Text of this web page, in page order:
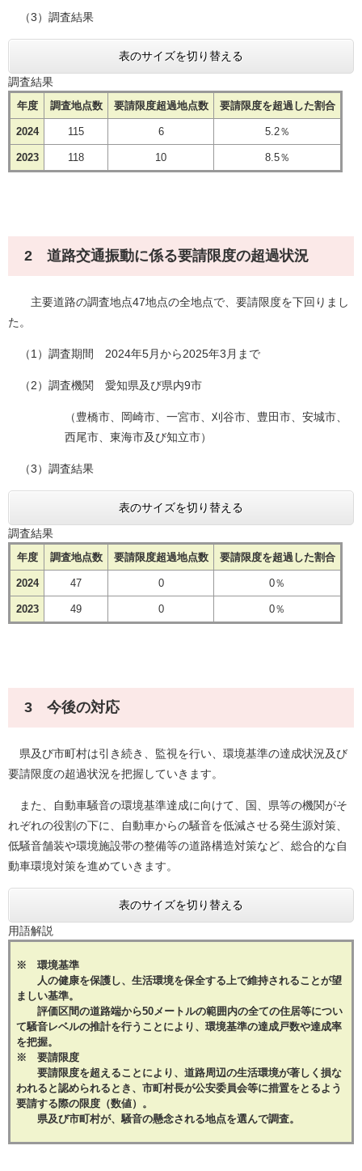
（3）調査結果
表のサイズを切り替える
調査結果
年度 調査地点数 要請限度超過地点数 要請限度を超過した割合
2024 115 6 5.2％
2023 118 10 8.5％
2 道路交通振動に係る要請限度の超過状況
主要道路の調査地点47地点の全地点で、要請限度を下回りまし
た。
（1）調査期間 2024年5月から2025年3月まで
（2）調査機関 愛知県及び県内9市
（豊橋市、岡崎市、一宮市、刈谷市、豊田市、安城市、
西尾市、東海市及び知立市）
（3）調査結果
表のサイズを切り替える
調査結果
年度 調査地点数 要請限度超過地点数 要請限度を超過した割合
2024 47 0 0％
2023 49 0 0％
3 今後の対応
県及び市町村は引き続き、監視を行い、環境基準の達成状況及び
要請限度の超過状況を把握していきます。
また、自動車騒音の環境基準達成に向けて、国、県等の機関がそ
れぞれの役割の下に、自動車からの騒音を低減させる発生源対策、
低騒音舗装や環境施設帯の整備等の道路構造対策など、総合的な自
動車環境対策を進めていきます。
表のサイズを切り替える
用語解説
※ 環境基準
人の健康を保護し、生活環境を保全する上で維持されることが望
ましい基準。
評価区間の道路端から50メートルの範囲内の全ての住居等につい
て騒音レベルの推計を行うことにより、環境基準の達成戸数や達成率
を把握。
※ 要請限度
要請限度を超えることにより、道路周辺の生活環境が著しく損な
われると認められるとき、市町村長が公安委員会等に措置をとるよう
要請する際の限度（数値）。
県及び市町村が、騒音の懸念される地点を選んで調査。